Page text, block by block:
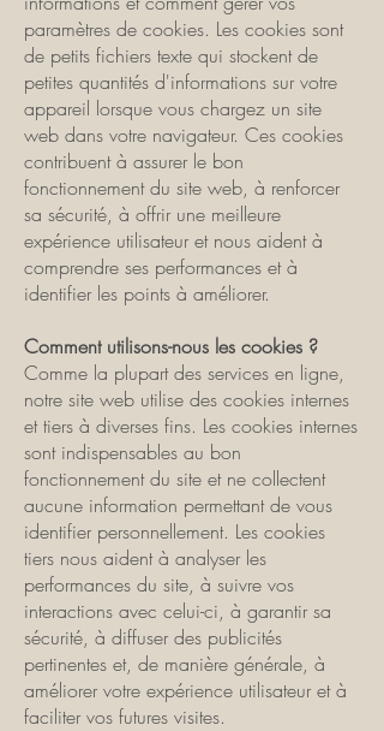
paramètres de cookies. Les cookies sont
de petits fichiers texte qui stockent de
petites quantités d'informations sur votre
appareil lorsque vous chargez un site
web dans votre navigateur. Ces cookies
contribuent à assurer le bon
fonctionnement du site web, à renforcer
sa sécurité, à offrir une meilleure
expérience utilisateur et nous aident à
comprendre ses performances et à
identifier les points à améliorer.
Comment utilisons-nous les cookies ?
Comme la plupart des services en ligne,
notre site web utilise des cookies internes
et tiers à diverses fins. Les cookies internes
sont indispensables au bon
fonctionnement du site et ne collectent
aucune information permettant de vous
identifier personnellement. Les cookies
tiers nous aident à analyser les
performances du site, à suivre vos
interactions avec celui-ci, à garantir sa
sécurité, à diffuser des publicités
pertinentes et, de manière générale, à
améliorer votre expérience utilisateur et à
faciliter vos futures visites.